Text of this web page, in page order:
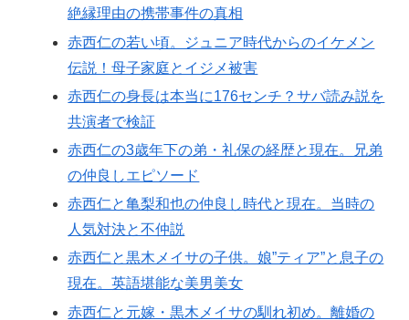
絶縁理由の携帯事件の真相
赤西仁の若い頃。ジュニア時代からのイケメン
伝説！母子家庭とイジメ被害
赤西仁の身長は本当に176センチ？サバ読み説を
共演者で検証
赤西仁の3歳年下の弟・礼保の経歴と現在。兄弟
の仲良しエピソード
赤西仁と亀梨和也の仲良し時代と現在。当時の
人気対決と不仲説
赤西仁と黒木メイサの子供。娘”ティア”と息子の
現在。英語堪能な美男美女
赤西仁と元嫁・黒木メイサの馴れ初め。離婚の